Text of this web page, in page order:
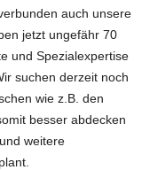
auch unsere
jetzt ungefähr 70
und Spezialexpertise
suchen derzeit noch
wie z.B. den
besser abdecken
weitere